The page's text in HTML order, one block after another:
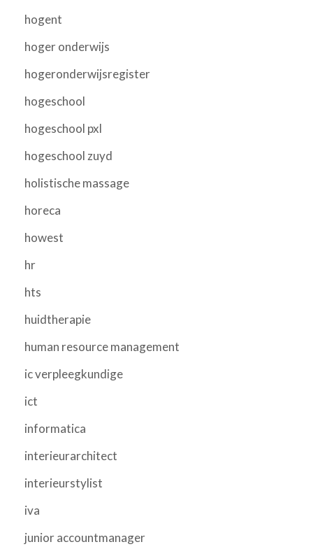
hogent
hoger onderwijs
hogeronderwijsregister
hogeschool
hogeschool pxl
hogeschool zuyd
holistische massage
horeca
howest
hr
hts
huidtherapie
human resource management
ic verpleegkundige
ict
informatica
interieurarchitect
interieurstylist
iva
junior accountmanager